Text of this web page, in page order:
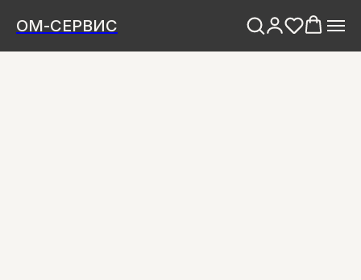
ОМ-СЕРВИС